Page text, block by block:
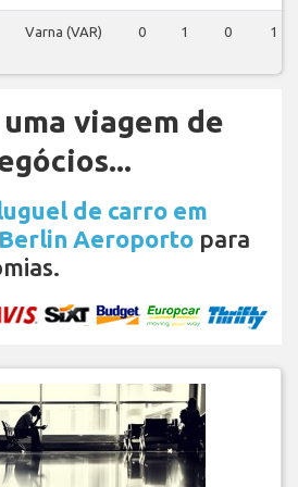
Varna (VAR) 0 1 0 1
viagem de
de carro em
Aeroporto para